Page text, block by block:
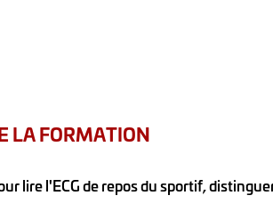
LA FORMATION
lire l'ECG de repos du sportif,